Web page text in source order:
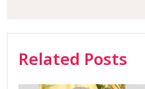
Related Posts